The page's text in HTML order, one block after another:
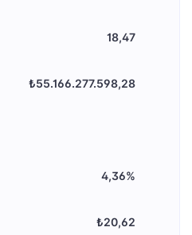
18,47
₺55.166.277.598,28
4,36%
₺20,62